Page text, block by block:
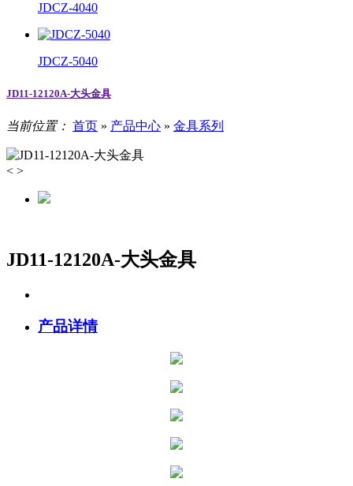
JDCZ-4040
JDCZ-5040
JD11-12120A-大头金具
当前位置： 首页 » 产品中心 » 金具系列
< >
JD11-12120A-大头金具
产品详情